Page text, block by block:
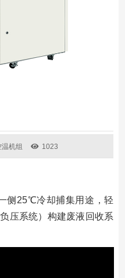
机组 1023
侧25℃冷却捕集用途，轻
压系统）构建废液回收系